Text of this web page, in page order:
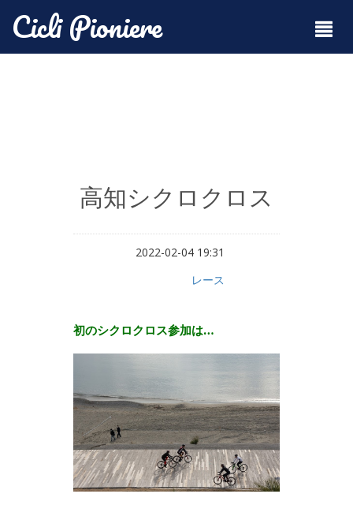
Cicli Pioniere
高知シクロクロス
2022-02-04 19:31
レース
初のシクロクロス参加は…